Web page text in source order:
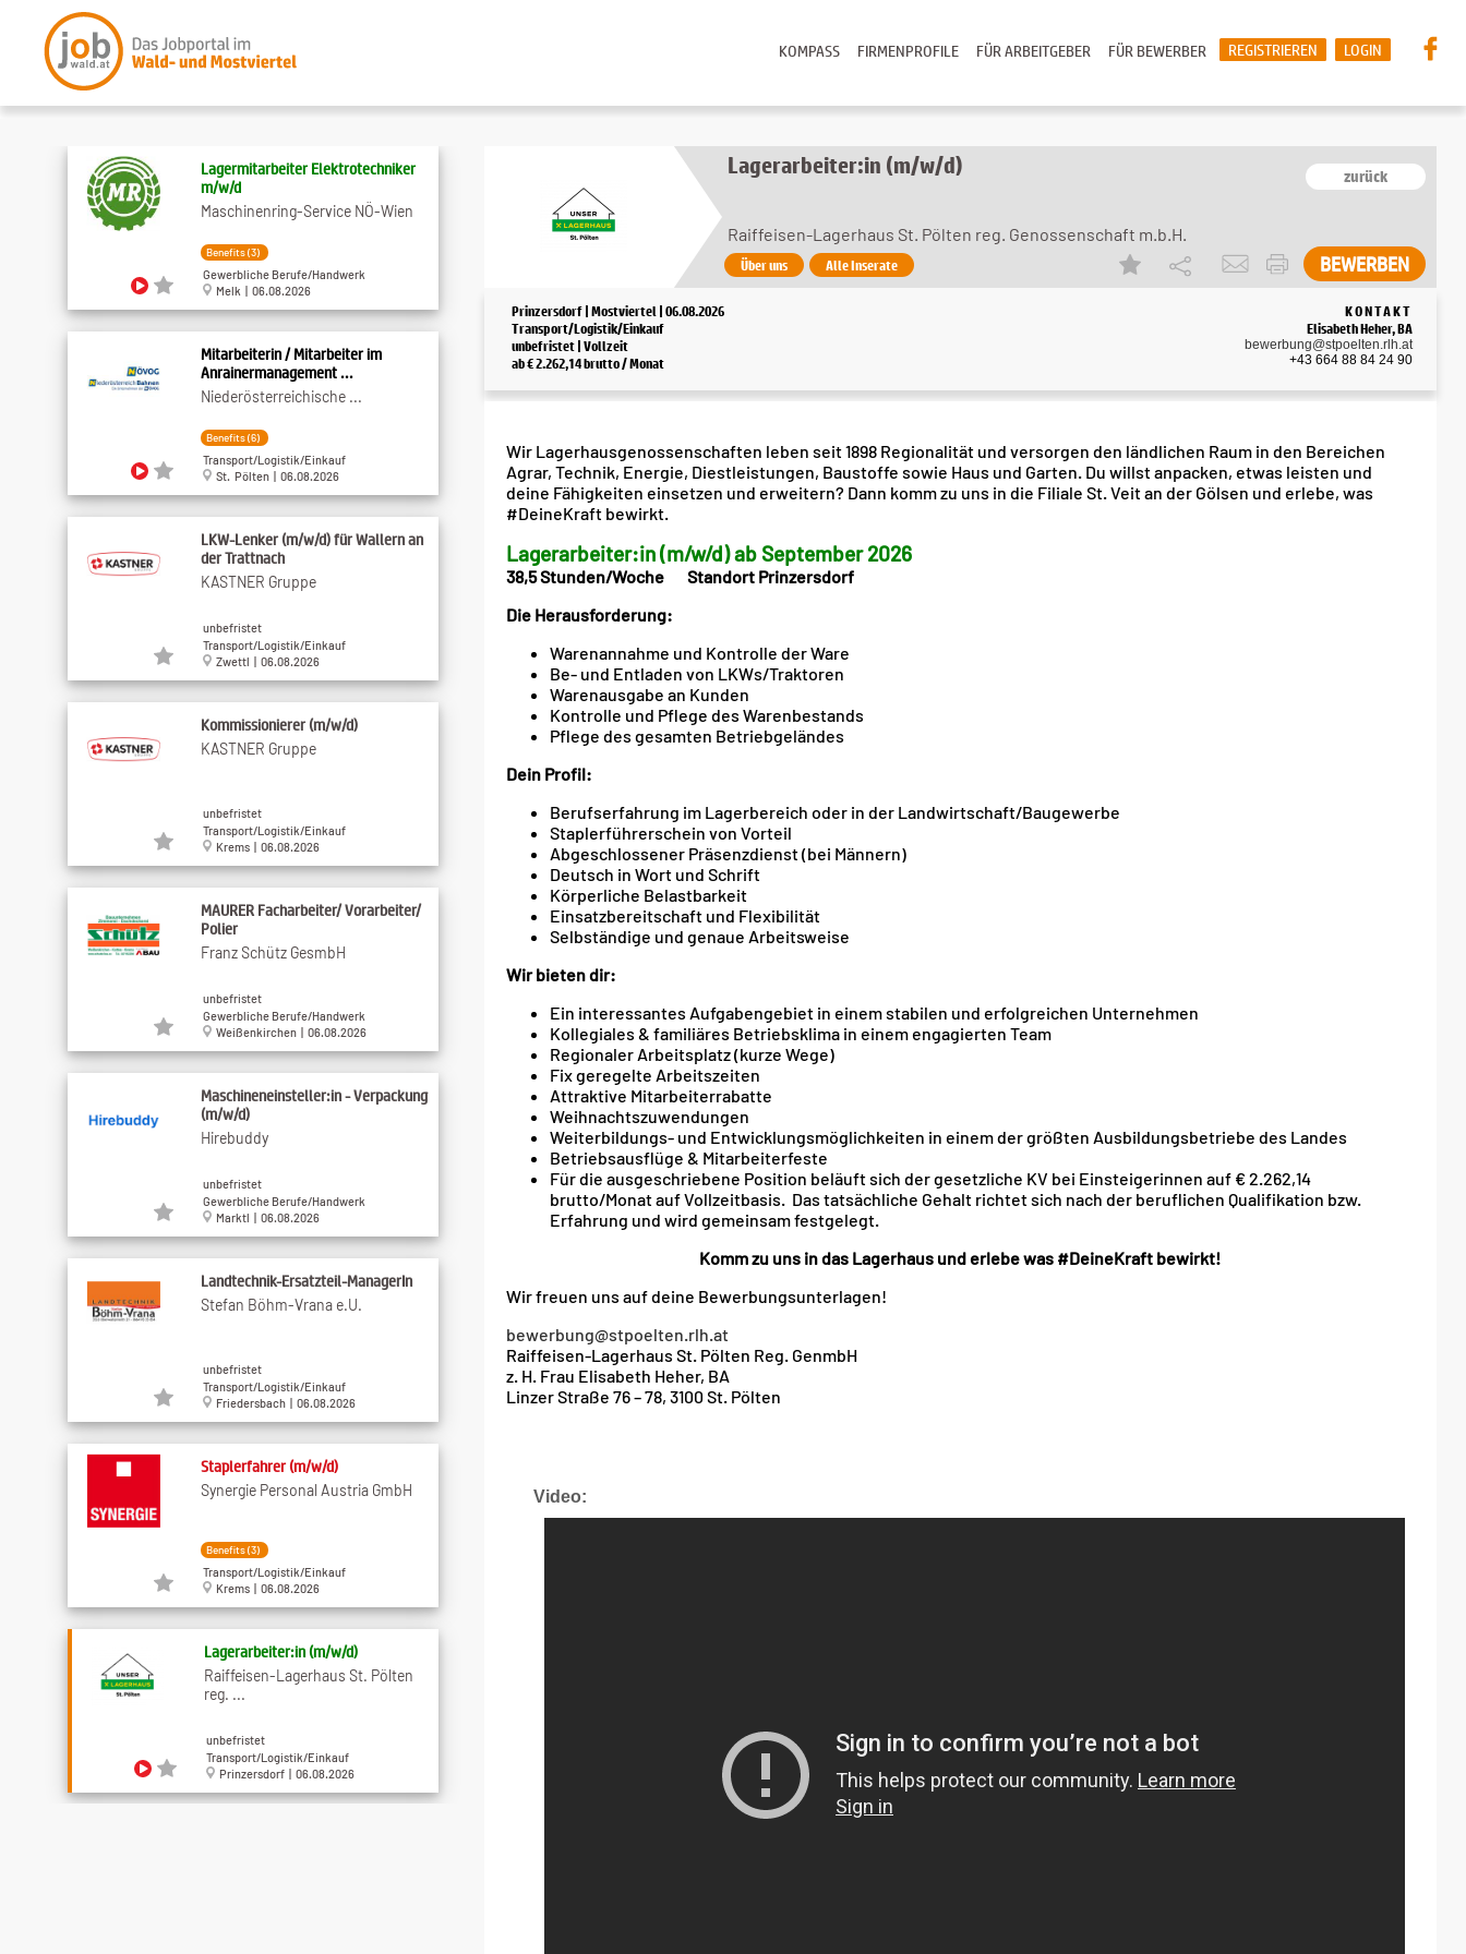
LOGIN
REGISTRIEREN
FÜR BEWERBER
FÜR ARBEITGEBER
FIRMENPROFILE
KOMPASS
Lagerarbeiter:in (m/w/d) zurück
Raiffeisen-Lagerhaus St. Pölten reg. Genossenschaft m.b.H.
Über uns Alle Inserate BEWERBEN
Prinzersdorf | Mostviertel | 06.08.2026
Transport/Logistik/Einkauf
unbefristet | Vollzeit
ab € 2.262,14 brutto / Monat
KONTAKT
Elisabeth Heher, BA
bewerbung@stpoelten.rlh.at
+43 664 88 84 24 90
Wir Lagerhausgenossenschaften leben seit 1898 Regionalität und versorgen den ländlichen Raum in den Bereichen
Agrar, Technik, Energie, Diestleistungen, Baustoffe sowie Haus und Garten. Du willst anpacken, etwas leisten und
deine Fähigkeiten einsetzen und erweitern? Dann komm zu uns in die Filiale St. Veit an der Gölsen und erlebe, was
#DeineKraft bewirkt.
Lagerarbeiter:in (m/w/d) ab September 2026
38,5 Stunden/Woche Standort Prinzersdorf
Die Herausforderung:
Warenannahme und Kontrolle der Ware
Be- und Entladen von LKWs/Traktoren
Warenausgabe an Kunden
Kontrolle und Pflege des Warenbestands
Pflege des gesamten Betriebgeländes
Dein Profil:
Berufserfahrung im Lagerbereich oder in der Landwirtschaft/Baugewerbe
Staplerführerschein von Vorteil
Abgeschlossener Präsenzdienst (bei Männern)
Deutsch in Wort und Schrift
Körperliche Belastbarkeit
Einsatzbereitschaft und Flexibilität
Selbständige und genaue Arbeitsweise
Wir bieten dir:
Ein interessantes Aufgabengebiet in einem stabilen und erfolgreichen Unternehmen
Kollegiales & familiäres Betriebsklima in einem engagierten Team
Regionaler Arbeitsplatz (kurze Wege)
Fix geregelte Arbeitszeiten
Attraktive Mitarbeiterrabatte
Weihnachtszuwendungen
Weiterbildungs- und Entwicklungsmöglichkeiten in einem der größten Ausbildungsbetriebe des Landes
Betriebsausflüge & Mitarbeiterfeste
Für die ausgeschriebene Position beläuft sich der gesetzliche KV bei Einsteigerinnen auf € 2.262,14
brutto/Monat auf Vollzeitbasis. Das tatsächliche Gehalt richtet sich nach der beruflichen Qualifikation bzw.
Erfahrung und wird gemeinsam festgelegt.
Komm zu uns in das Lagerhaus und erlebe was #DeineKraft bewirkt!
Wir freuen uns auf deine Bewerbungsunterlagen!
bewerbung@stpoelten.rlh.at
Raiffeisen-Lagerhaus St. Pölten Reg. GenmbH
z. H. Frau Elisabeth Heher, BA
Linzer Straße 76 – 78, 3100 St. Pölten
Video:
Lagermitarbeiter Elektrotechniker
m​/w​/d
Maschinenring-Service NÖ-Wien
Benefits (3)
Gewerbliche Berufe/Handwerk
Melk | 06.08.2026
Mitarbeiterin / Mitarbeiter im
Anrainermanagement ...
Niederösterreichische ...
Benefits (6)
Transport/Logistik/Einkauf
St. Pölten | 06.08.2026
LKW-Lenker (m/w/d) für Wallern an
der Trattnach
KASTNER Gruppe
unbefristet
Transport/Logistik/Einkauf
Zwettl | 06.08.2026
Kommissionierer (m/w/d)
KASTNER Gruppe
unbefristet
Transport/Logistik/Einkauf
Krems | 06.08.2026
MAURER Facharbeiter/ Vorarbeiter/
Polier
Franz Schütz GesmbH
unbefristet
Gewerbliche Berufe/Handwerk
Weißenkirchen | 06.08.2026
Maschineneinsteller:in - Verpackung
(m/w/d)
Hirebuddy
unbefristet
Gewerbliche Berufe/Handwerk
Marktl | 06.08.2026
Landtechnik-Ersatzteil-ManagerIn
Stefan Böhm-Vrana e.U.
unbefristet
Transport/Logistik/Einkauf
Friedersbach | 06.08.2026
Staplerfahrer (m/w/d)
Synergie Personal Austria GmbH
Benefits (3)
Transport/Logistik/Einkauf
Krems | 06.08.2026
Lagerarbeiter:in (m/w/d)
Raiffeisen-Lagerhaus St. Pölten
reg. ...
unbefristet
Transport/Logistik/Einkauf
Prinzersdorf | 06.08.2026